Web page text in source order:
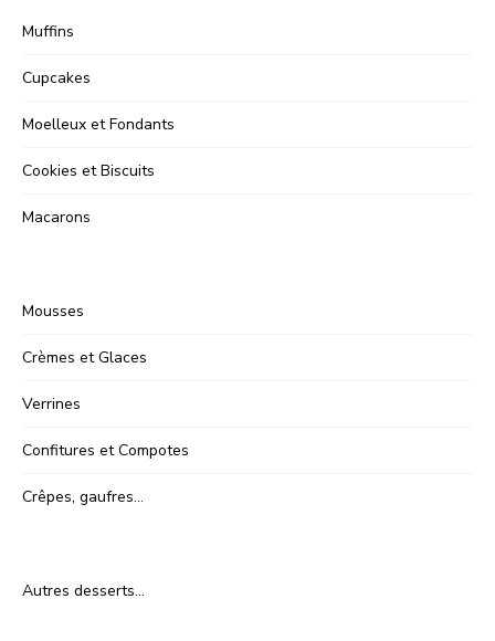
Muffins
Cupcakes
Moelleux et Fondants
Cookies et Biscuits
Macarons
Mousses
Crèmes et Glaces
Verrines
Confitures et Compotes
Crêpes, gaufres…
Autres desserts…